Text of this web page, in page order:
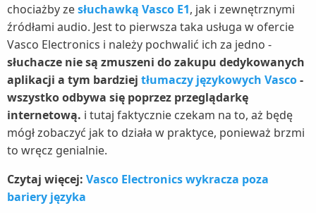
chociażby zesłuchawką Vasco E1, jak i zewnętrznymi
źródłami audio. Jest to pierwsza taka usługa w ofercie
Vasco Electronics i należy pochwalić ich za jedno -
słuchacze nie są zmuszeni do zakupu dedykowanych
aplikacji a tym bardziej tłumaczy językowych Vasco-
wszystko odbywa się poprzez przeglądarkę
internetową. i tutaj faktycznie czekam na to, aż będę
mógł zobaczyć jak to działa w praktyce, ponieważ brzmi
to wręcz genialnie.
Czytaj więcej: Vasco Electronics wykracza poza
bariery języka